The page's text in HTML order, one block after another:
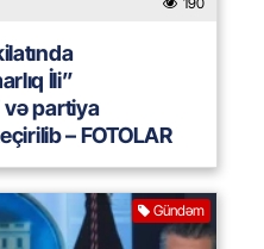
İli”
və partiya
– FOTOLAR
Gündəm